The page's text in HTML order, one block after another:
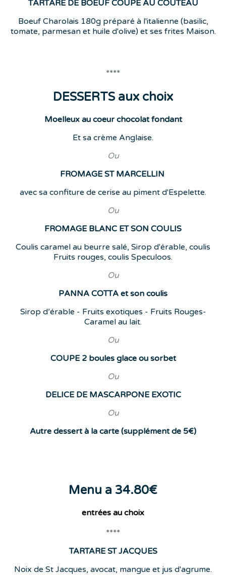
TARTARE DE BOEUF COUPE AU COUTEAU
Boeuf Charolais 180g préparé à l'italienne (basilic,
tomate, parmesan et huile d'olive) et ses frites Maison.
****
DESSERTS aux choix
Moelleux au coeur chocolat fondant
Et sa crème Anglaise.
Ou
FROMAGE ST MARCELLIN
avec sa confiture de cerise au piment d'Espelette.
Ou
FROMAGE BLANC ET SON COULIS
Coulis caramel au beurre salé, Sirop d'érable, coulis
Fruits rouges, coulis Speculoos.
Ou
PANNA COTTA et son coulis
Sirop d’érable - Fruits exotiques - Fruits Rouges-
Caramel au lait.
Ou
COUPE 2 boules glace ou sorbet
Ou
DELICE DE MASCARPONE EXOTIC
Ou
Autre dessert à la carte (supplément de 5€)
Menu a 34.80€
entrées au choix
****
TARTARE ST JACQUES
Noix de St Jacques, avocat, mangue et jus d'agrume.